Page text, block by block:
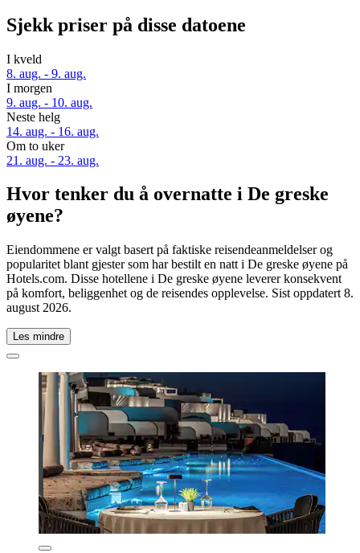
Sjekk priser på disse datoene
I kveld
8. aug. - 9. aug.
I morgen
9. aug. - 10. aug.
Neste helg
14. aug. - 16. aug.
Om to uker
21. aug. - 23. aug.
Hvor tenker du å overnatte i De greske
øyene?
Eiendommene er valgt basert på faktiske reisendeanmeldelser og
popularitet blant gjester som har bestilt en natt i De greske øyene på
Hotels.com. Disse hotellene i De greske øyene leverer konsekvent
på komfort, beliggenhet og de reisendes opplevelse. Sist oppdatert 8.
august 2026.
Les mindre